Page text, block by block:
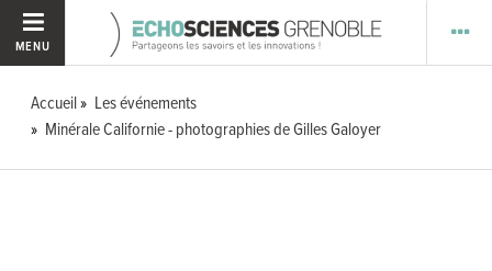
MENU
Accueil
Les événements
Minérale Californie - photographies de Gilles Galoyer